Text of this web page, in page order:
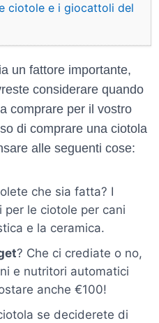
ciotole e i giocattoli del
un fattore importante,
considerare quando
comprare per il vostro
di comprare una ciotola
alle seguenti cose:
che sia fatta? I
le ciotole per cani
e la ceramica.
? Che ci crediate o no,
e nutritori automatici
anche €100!
se deciderete di